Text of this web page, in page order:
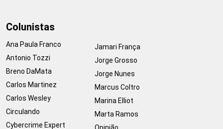
Colunistas
Ana Paula Franco
Antonio Tozzi
Breno DaMata
Carlos Martinez
Carlos Wesley
Circulando
Cybercrime Expert
Jamari França
Jorge Grosso
Jorge Nunes
Marcus Coltro
Marina Elliot
Marta Ramos